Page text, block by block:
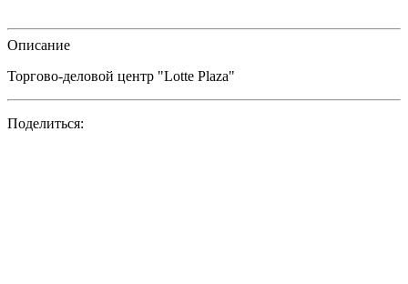
Описание
Торгово-деловой центр "Lotte Plaza"
Поделиться: